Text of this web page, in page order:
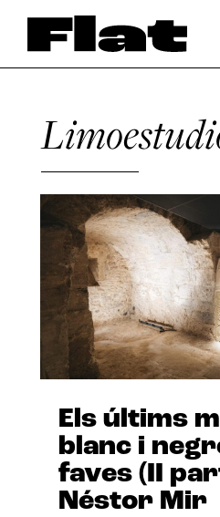
Els últims
blanc i
faves (II
Néstor Mir